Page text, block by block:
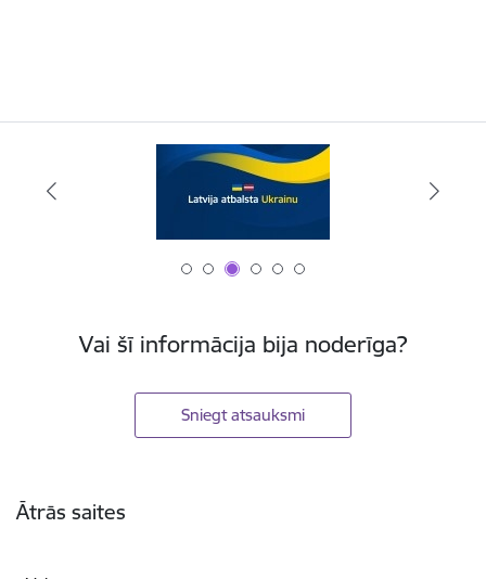
Vai šī informācija bija noderīga?
Sniegt atsauksmi
Ātrās saites